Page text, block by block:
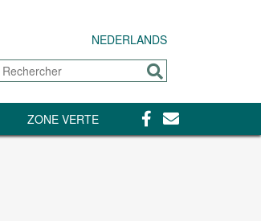
NEDERLANDS
Rechercher
Envoyer
ZONE VERTE Facebook
Contact